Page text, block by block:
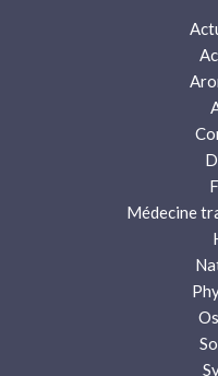
Médecine